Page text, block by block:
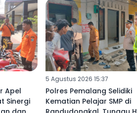
Apel
Sinergi
5 Agustus 2026 15:37
Polres Pemalang Selidiki
Kematian Pelajar SMP di